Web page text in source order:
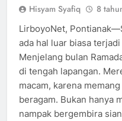
Hisyam Syafiq 8
LirboyoNet,
ada hal luar biasa
Menjelang bulan
di tengah lapangan.
macam, karena
beragam. Bukan hanya
nampak bergembira